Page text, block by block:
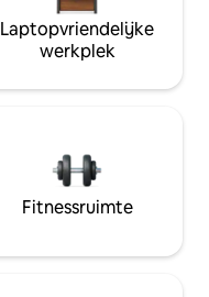
Laptopvriendelijke
werkplek
Fitnessruimte